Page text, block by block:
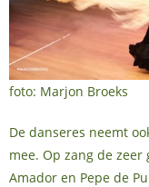
foto: Marjon Broeks
De danseres neemt
mee. Op zang de zeer
Amador en Pepe de